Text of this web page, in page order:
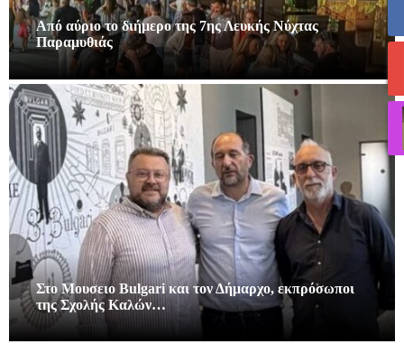
Από αύριο το διήμερο της 7ης Λευκής Νύχτας
Παραμυθιάς
Στο Μουσειο Bulgari και τον Δήμαρχο, εκπρόσωποι
της Σχολής Καλών…